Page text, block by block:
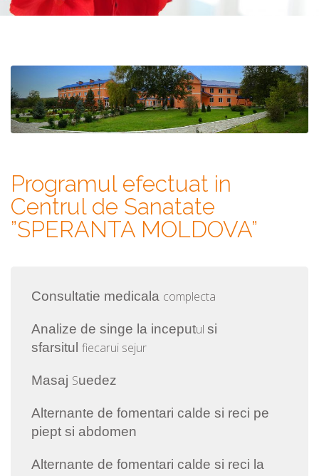
Programul efectuat in
Centrul de Sanatate
”SPERANTA MOLDOVA”
Consultatie medicala complecta
Analize de singe la inceputul si
sfarsitul fiecarui sejur
Masaj Suedez
Alternante de fomentari calde si reci pe
piept si abdomen
Alternante de fomentari calde si reci la